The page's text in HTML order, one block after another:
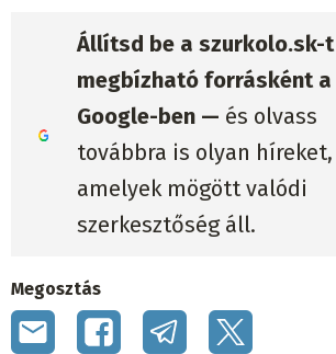
Állítsd be a szurkolo.sk-t
megbízható forrásként a
Google-ben — és olvass
továbbra is olyan híreket,
amelyek mögött valódi
szerkesztőség áll.
Megosztás